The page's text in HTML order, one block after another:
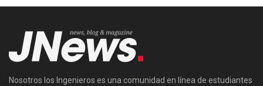
Nosotros los Ingenieros es una comunidad en línea de estudiantes